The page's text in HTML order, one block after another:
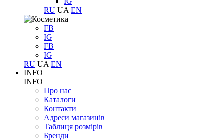
RU UA EN
FB
IG
FB
IG
RU UA EN
INFO
INFO
Про нас
Каталоги
Контакти
Адреси магазинів
Таблиця розмірів
Бренди